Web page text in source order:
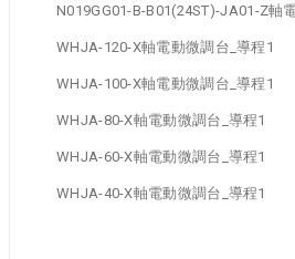
N019GG01-B-B01(24ST)-JA01-Z軸
WHJA-120-X軸電動微調台_導程1
WHJA-100-X軸電動微調台_導程1
WHJA-80-X軸電動微調台_導程1
WHJA-60-X軸電動微調台_導程1
WHJA-40-X軸電動微調台_導程1